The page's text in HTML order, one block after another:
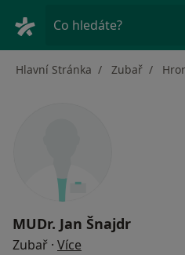
Co hledáte?
Hlavní Stránka Zubař
MUDr. Jan Šnajdr
Zubař · Více